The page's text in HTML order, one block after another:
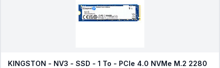
KINGSTON - NV3 - SSD - 1 To - PCIe 4.0 NVMe M.2 2280